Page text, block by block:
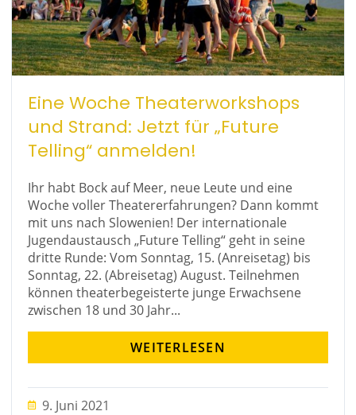
Eine Woche Theaterworkshops
und Strand: Jetzt für „Future
Telling“ anmelden!
Ihr habt Bock auf Meer, neue Leute und eine
Woche voller Theatererfahrungen? Dann kommt
mit uns nach Slowenien! Der internationale
Jugendaustausch „Future Telling“ geht in seine
dritte Runde: Vom Sonntag, 15. (Anreisetag) bis
Sonntag, 22. (Abreisetag) August. Teilnehmen
können theaterbegeisterte junge Erwachsene
zwischen 18 und 30 Jahr...
WEITERLESEN
9. Juni 2021